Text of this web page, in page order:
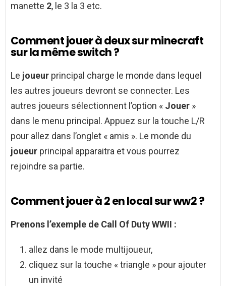
manette 2, le 3 la 3 etc.
Comment jouer à deux sur minecraft
sur la même switch ?
Le joueur principal charge le monde dans lequel
les autres joueurs devront se connecter. Les
autres joueurs sélectionnent l’option « Jouer »
dans le menu principal. Appuez sur la touche L/R
pour allez dans l’onglet « amis ». Le monde du
joueur principal apparaitra et vous pourrez
rejoindre sa partie.
Comment jouer à 2 en local sur ww2 ?
Prenons l’exemple de Call Of DutyWWII :
allez dans le mode multijoueur,
cliquez sur la touche « triangle » pour ajouter
un invité